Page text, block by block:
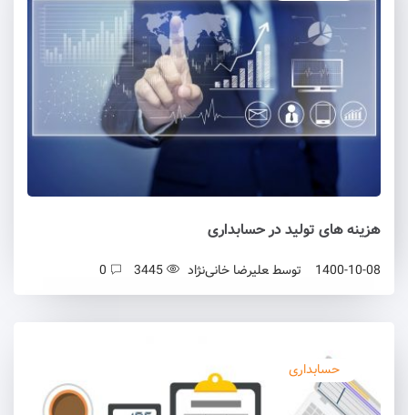
هزینه های تولید در حسابداری
1400-10-08 توسط علیرضا خانی‌نژاد
حسابداری